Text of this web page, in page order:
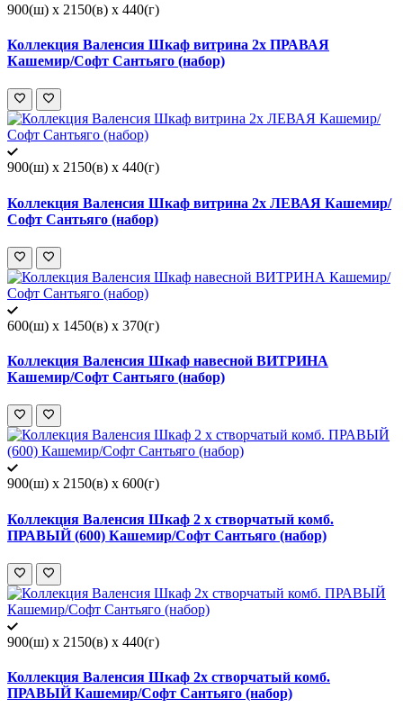
900(ш) x 2150(в) x 440(г)
Коллекция Валенсия Шкаф витрина 2х ПРАВАЯ
Кашемир/Софт Сантьяго (набор)
900(ш) x 2150(в) x 440(г)
Коллекция Валенсия Шкаф витрина 2х ЛЕВАЯ Кашемир/
Софт Сантьяго (набор)
600(ш) x 1450(в) x 370(г)
Коллекция Валенсия Шкаф навесной ВИТРИНА
Кашемир/Софт Сантьяго (набор)
900(ш) x 2150(в) x 600(г)
Коллекция Валенсия Шкаф 2 х створчатый комб.
ПРАВЫЙ (600) Кашемир/Софт Сантьяго (набор)
900(ш) x 2150(в) x 440(г)
Коллекция Валенсия Шкаф 2х створчатый комб.
ПРАВЫЙ Кашемир/Софт Сантьяго (набор)